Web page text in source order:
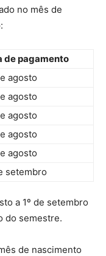
no mês de
de pagamento
agosto
agosto
agosto
agosto
agosto
setembro
a 1º de setembro
do semestre.
de nascimento